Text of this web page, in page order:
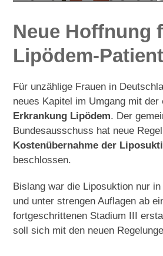
Neue Hoffnung
Lipödem-
Für unzählige Frauen in
neues Kapitel im Umgang mit der
Erkrankung Lipödem. Der
Bundesausschuss hat neue
Kostenübernahme der
beschlossen.
Bislang war die Liposuktion nur
und unter strengen Auflagen ab
fortgeschrittenen Stadium III
soll sich mit den neuen